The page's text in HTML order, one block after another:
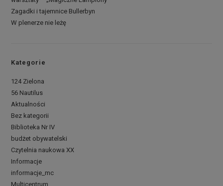
Zagadki i tajemnice Bullerbyn
W plenerze nie leżę
Kategorie
124 Zielona
56 Nautilus
Aktualności
Bez kategorii
Biblioteka Nr IV
budżet obywatelski
Czytelnia naukowa XX
Informacje
informacje_mc
Multicentrum